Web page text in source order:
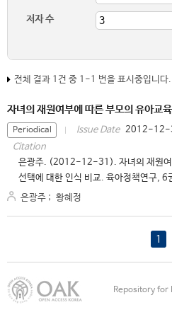
저자 수
전체 결과 1건 중 1-1 번을 표시중입니다.
자녀의 재원여부에 따른 부모의 유아교
Periodical Issue Date 2012-12-
Citation
은광주. (2012-12-31). 자녀의 재원여
선택에 대한 인식 비교. 육아정책연구,
은광주 ; 황혜정
1
Repository for